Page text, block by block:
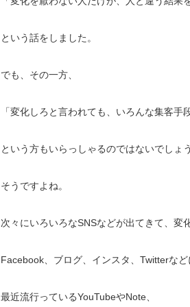
という話をしました。
でも、その一方、
「変化しろと言われても、いろんな集客手
という方もいらっしゃるのではないでしょ
そうですよね。
次々にいろいろなSNSなどが出てきて、 変
Facebook、ブログ、インスタ、 Twitterな
最近流行っているYouTubeやNote、